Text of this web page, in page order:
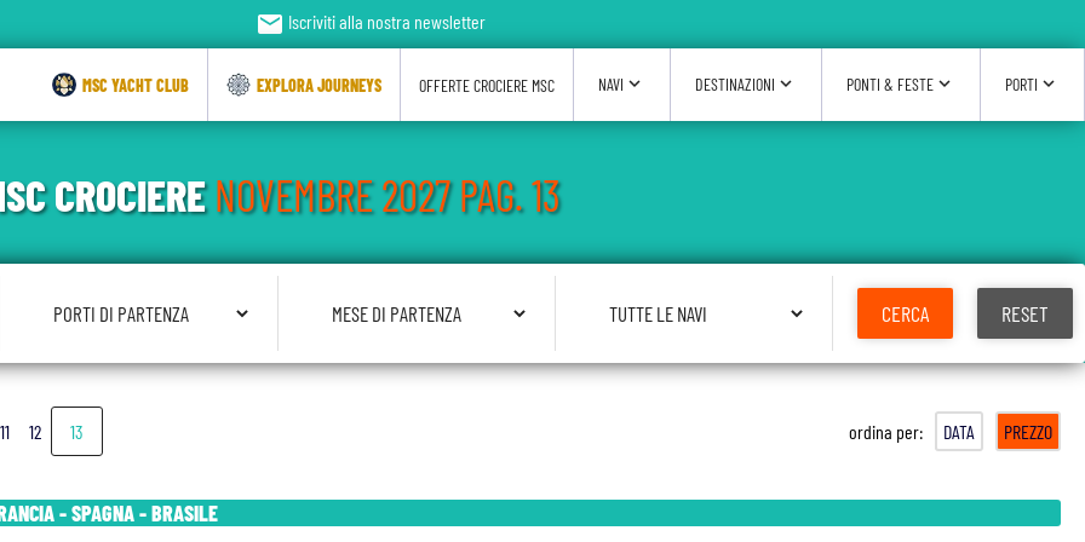
11 12 13 ordina per: DATA PREZZO
- SPAGNA - BRASILE
CROCIERENOVEMBRE 2027 PAG. 13
CERCA RESET
email Iscriviti alla nostra newsletter
MSC YACHT CLUB EXPLORA JOURNEYS OFFERTE CROCIERE MSC NAVI expand_more DESTINAZIONI expand_more PONTI & FESTE expand_more PORTI expand_more